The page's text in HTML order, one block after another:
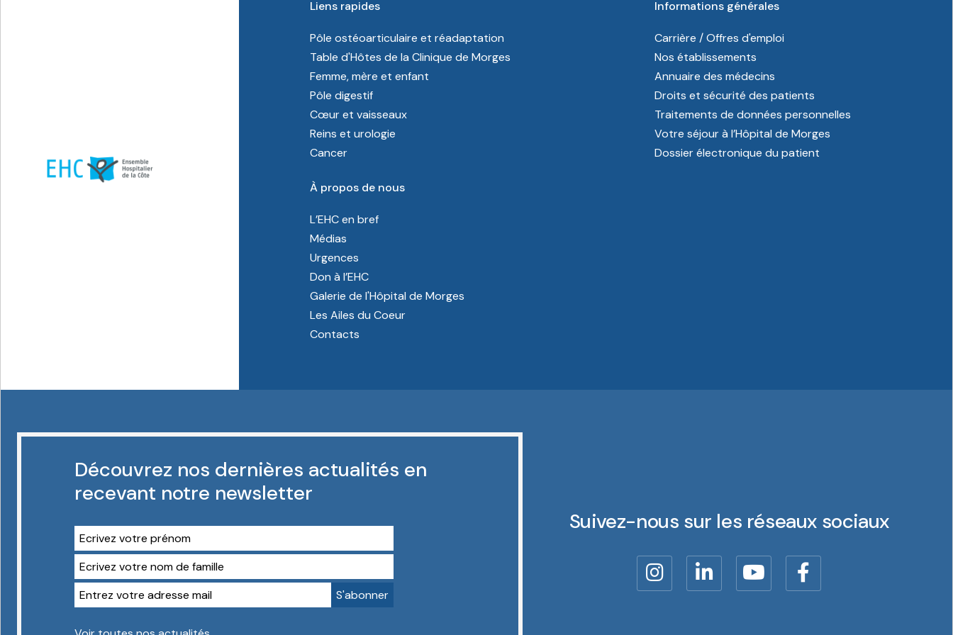
Liens rapides
Pôle ostéoarticulaire et réadaptation
Table d'Hôtes de la Clinique de Morges
Femme, mère et enfant
Pôle digestif
Cœur et vaisseaux
Reins et urologie
Cancer
Informations générales
Carrière / Offres d'emploi
Nos établissements
Annuaire des médecins
Droits et sécurité des patients
Traitements de données personnelles
Votre séjour à l’Hôpital de Morges
Dossier électronique du patient
À propos de nous
L’EHC en bref
Médias
Urgences
Don à l’EHC
Galerie de l'Hôpital de Morges
Les Ailes du Coeur
Contacts
Découvrez nos dernières actualités en
recevant notre newsletter
Suivez-nous sur les réseaux sociaux